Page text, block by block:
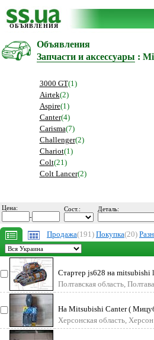
ОБЪЯВЛЕНИЯ
Объявления
Запчасти и аксессуары :
3000 GT(1)
Airtek(2)
Aspire(1)
Canter(4)
Carisma(7)
Challenger(2)
Chariot(1)
Colt(21)
Colt Lancer(2)
Цена:
-
Сост.: Деталь:
Продажа(191) Покупка(20)
Стартер js628 на mitsubishi
space wagon, hyundai lan
Полтавская область, Полтава
На Mitsubishi Canter (
Fe659 к-т колодок(8шт)
Херсонская область, Херсон